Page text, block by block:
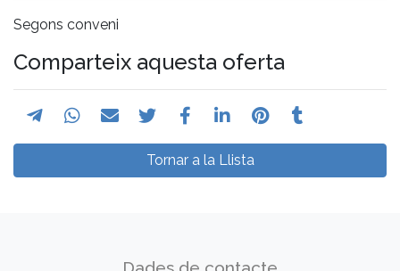
Segons conveni
Comparteix aquesta oferta
Tornar a la Llista